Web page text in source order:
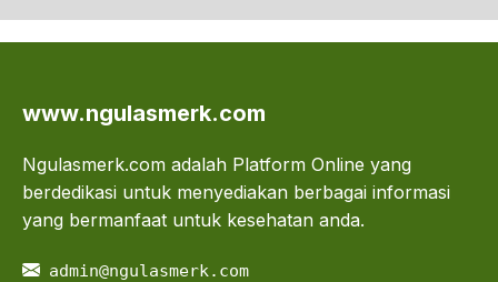
www.ngulasmerk.com
Ngulasmerk.com adalah Platform Online yang
berdedikasi untuk menyediakan berbagai informasi
yang bermanfaat untuk kesehatan anda.
admin@ngulasmerk.com